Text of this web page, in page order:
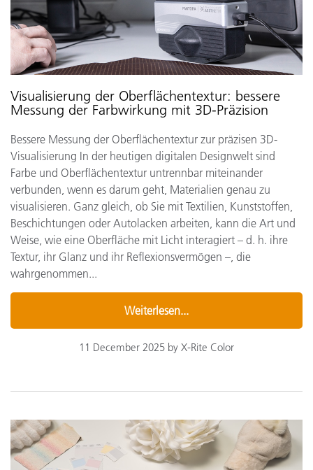
Visualisierung der Oberflächentextur: bessere
Messung der Farbwirkung mit 3D-Präzision
Bessere Messung der Oberflächentextur zur präzisen 3D-
Visualisierung In der heutigen digitalen Designwelt sind
Farbe und Oberflächentextur untrennbar miteinander
verbunden, wenn es darum geht, Materialien genau zu
visualisieren. Ganz gleich, ob Sie mit Textilien, Kunststoffen,
Beschichtungen oder Autolacken arbeiten, kann die Art und
Weise, wie eine Oberfläche mit Licht interagiert – d. h. ihre
Textur, ihr Glanz und ihr Reflexionsvermögen –, die
wahrgenommen...
Weiterlesen...
11 December 2025 by X-Rite Color